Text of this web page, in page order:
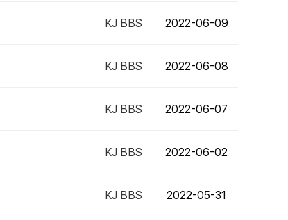
KJ BBS 2022-06-09
KJ BBS 2022-06-08
KJ BBS 2022-06-07
KJ BBS 2022-06-02
KJ BBS 2022-05-31